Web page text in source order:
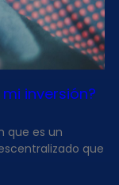
inversión?
que es un
que